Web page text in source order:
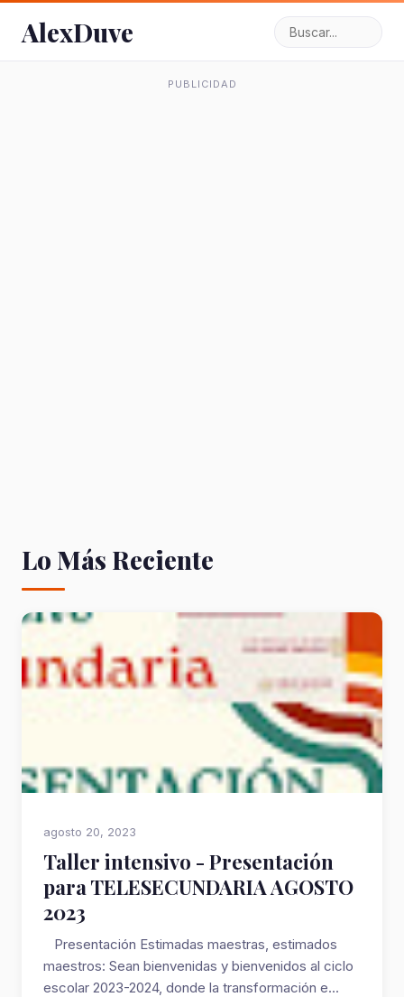
AlexDuve
PUBLICIDAD
Lo Más Reciente
agosto 20, 2023
Taller intensivo - Presentación
para TELESECUNDARIA AGOSTO
2023
Presentación Estimadas maestras, estimados
maestros: Sean bienvenidas y bienvenidos al ciclo
escolar 2023-2024, donde la transformación e...